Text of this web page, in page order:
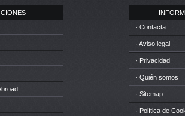
· Contacta
· Aviso legal
· Privacidad
· Quién somos
· Sitemap
· Política de